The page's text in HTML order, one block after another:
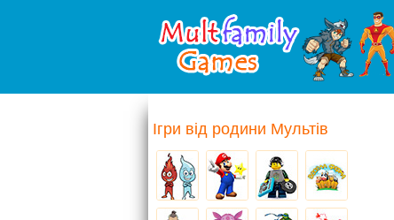
Ігри від родини Мультів